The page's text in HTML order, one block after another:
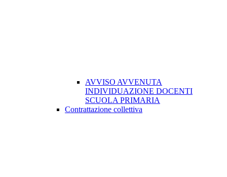
AVVISO AVVENUTA
INDIVIDUAZIONE DOCENTI
SCUOLA PRIMARIA
Contrattazione collettiva